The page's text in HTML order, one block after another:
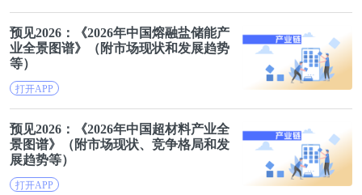
预见2026：《2026年中国熔融盐储能产
业全景图谱》（附市场现状和发展趋势
等）
打开APP
预见2026：《2026年中国超材料产业全
景图谱》（附市场现状、竞争格局和发
展趋势等）
打开APP